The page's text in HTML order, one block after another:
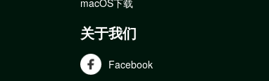
macOS下载
关于我们
Facebook